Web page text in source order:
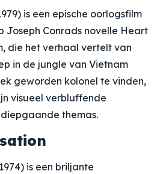
is een epische oorlogsfilm
Joseph Conrads novelle Heart
die het verhaal vertelt van
in de jungle van Vietnam
geworden kolonel te vinden,
visueel verbluffende
themas.
is een briljante